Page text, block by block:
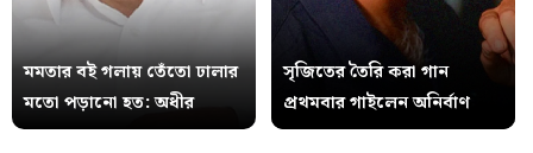
মমতার বই গলায় তেঁতো ঢালার
মতো পড়ানো হত: অধীর
সৃজিতের তৈরি করা গান
প্রথমবার গাইলেন অনির্বাণ